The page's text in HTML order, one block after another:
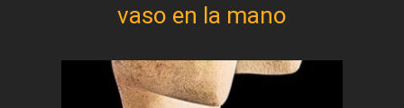
vaso en la mano